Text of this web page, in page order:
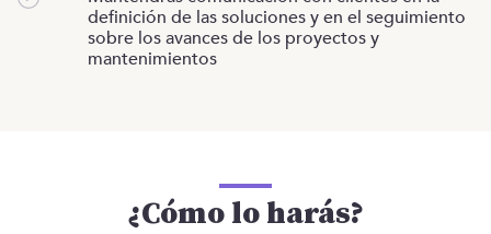
definición de las soluciones y en el seguimiento
sobre los avances de los proyectos y
mantenimientos
¿Cómo lo harás?